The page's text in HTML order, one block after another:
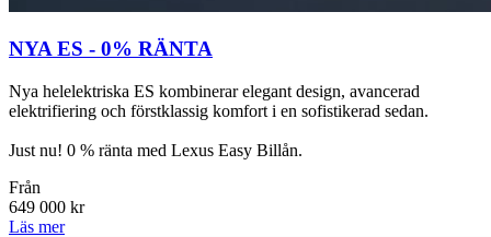
NYA ES - 0% RÄNTA
Nya helelektriska ES kombinerar elegant design, avancerad
elektrifiering och förstklassig komfort i en sofistikerad sedan.
Just nu! 0 % ränta med Lexus Easy Billån.
Från
649 000 kr
Läs mer